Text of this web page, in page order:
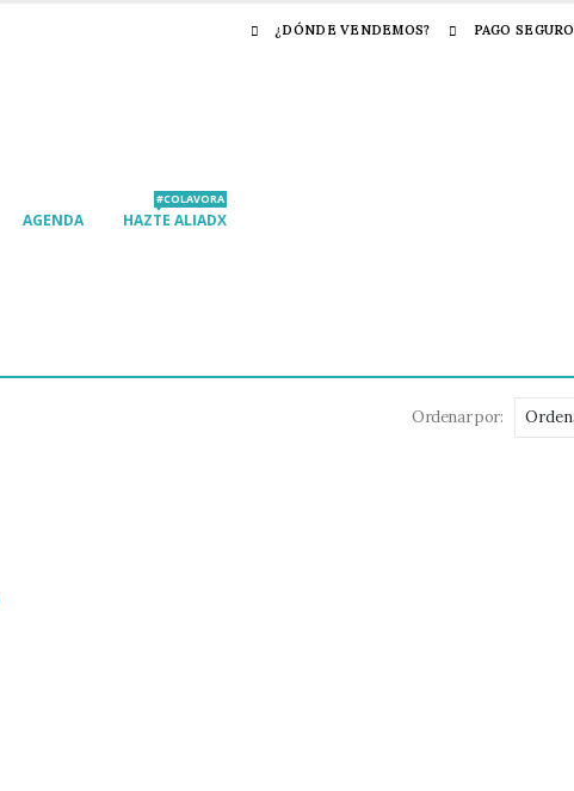
¿DÓNDE VENDEMOS? PAGO SEGURO
AGENDA HAZTE ALIADX
#COLAVORA
Ordenar por: